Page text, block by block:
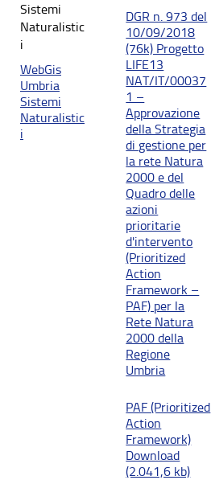
Sistemi
Naturalistic
i
WebGis
Umbria
Sistemi
Naturalistic
i
DGR n. 973 del
10/09/2018
(76k) Progetto
LIFE13
NAT/IT/00037
1 –
Approvazione
della Strategia
di gestione per
la rete Natura
2000 e del
Quadro delle
azioni
prioritarie
d'intervento
(Prioritized
Action
Framework –
PAF) per la
Rete Natura
2000 della
Regione
Umbria
PAF (Prioritized
Action
Framework)
Download
(2.041,6 kb)